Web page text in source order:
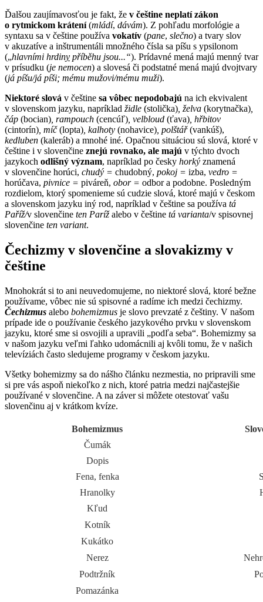
Ďalšou zaujímavosťou je fakt, že v češtine neplatí zákon
o rytmickom krátení(mládí, dávám). Z pohľadu morfológie a
syntaxu sa v češtine používa vokatív (pane, slečno) a tvary slov
v akuzatíve a inštrumentáli množného čísla sa píšu s ypsilonom
(„hlavními hrdiny příběhu jsou...“). Prídavné mená majú menný tvar
v prísudku (je nemocen) a slovesá či podstatné mená majú dvojtvary
(já píšu/já píši; mému mužovi/mému muži).
Niektoré slová v češtine sa vôbec nepodobajú na ich ekvivalent
v slovenskom jazyku, napríklad židle (stolička) , želva (korytnačka)
čáp (bocian) , rampouch (cencúľ) , velbloud (ťava) , hřbitov
(cintorín) , míč(lopta) , kalhoty (nohavice) , polštář(vankúš),
kedluben (kaleráb) a mnohé iné. Opačnou situáciou sú slová, ktoré v
češtine i v slovenčine znejú rovnako, ale majú v týchto dvoch
jazykoch odlišný význam, napríklad po česky horký znamená
v slovenčine horúci, chudý = chudobný, pokoj = izba, vedro =
horúčava, pivnice = piváreň, obor = odbor a podobne. Posledným
rozdielom, ktorý spomenieme sú cudzie slová, ktoré majú v českom
a slovenskom jazyku iný rod, napríklad v češtine sa používa tá
Paříž/v slovenčine ten Parížalebo v češtine tá varianta/v spisovnej
slovenčine ten variant.
Čechizmy v slovenčine a slovakizmy v
češtine
Mnohokrát si to ani neuvedomujeme, no niektoré slová, ktoré bežne
používame, vôbec nie sú spisovné a radíme ich medzi čechizmy.
Čechizmus alebo bohemizmus je slovo prevzaté z češtiny. V našom
prípade ide o používanie českého jazykového prvku v slovenskom
jazyku, ktoré sme si osvojili a upravili „podľa seba“. Bohemizmy sa
v našom jazyku veľmi ľahko udomácnili aj kvôli tomu, že v našich
televíziách často sledujeme programy v českom jazyku.
Všetky bohemizmy sa do nášho článku nezmestia, no pripravili sme
si pre vás aspoň niekoľko z nich, ktoré patria medzi najčastejšie
používané v slovenčine. A na záver si môžete otestovať vašu
slovenčinu aj v krátkom kvíze.
Bohemizmus
Čumák
Dopis
Fena, fenka
Hranolky
Kľud
Kotník
Kukátko
Nerez
Podtržník
Pomazánka